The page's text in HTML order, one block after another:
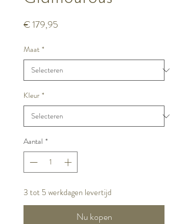
€ 179,95
Maat *
Kleur *
Aantal *
3 tot 5 werkdagen levertijd
Nu kopen